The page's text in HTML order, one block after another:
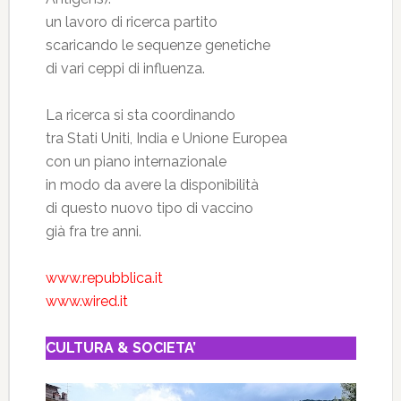
un lavoro di ricerca partito
scaricando le sequenze genetiche
di vari ceppi di influenza.
La ricerca si sta coordinando
tra Stati Uniti, India e Unione Europea
con un piano internazionale
in modo da avere la disponibilità
di questo nuovo tipo di vaccino
già fra tre anni.
www.repubblica.it
www.wired.it
CULTURA & SOCIETA’